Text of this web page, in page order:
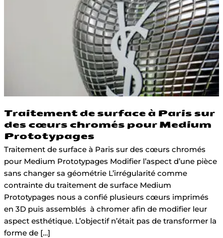
Traitement de surface à Paris sur
des cœurs chromés pour Medium
Prototypages
Traitement de surface à Paris sur des cœurs chromés
pour Medium Prototypages Modifier l’aspect d’une pièce
sans changer sa géométrie L’irrégularité comme
contrainte du traitement de surface Medium
Prototypages nous a confié plusieurs cœurs imprimés
en 3D puis assemblés à chromer afin de modifier leur
aspect esthétique. L’objectif n’était pas de transformer la
forme de […]